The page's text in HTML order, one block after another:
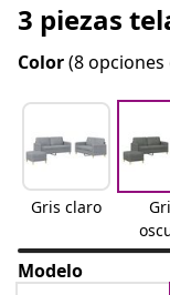
3 piezas
Color(8
Gris claro
Modelo